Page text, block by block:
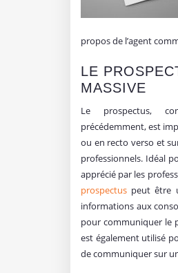
propos de l’agent
LE
MASSIVE
Le prospectus,
précédemment, est
ou en recto verso et
professionnels. Idéal
apprécié par les
prospectus peut être
informations aux
pour communiquer le
est également utilisé
de communiquer sur